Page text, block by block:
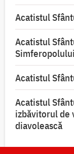
Acatistul
Acatistul
Simferopolului
Acatistul
Acatistul
izbăvitorul de
diavolească